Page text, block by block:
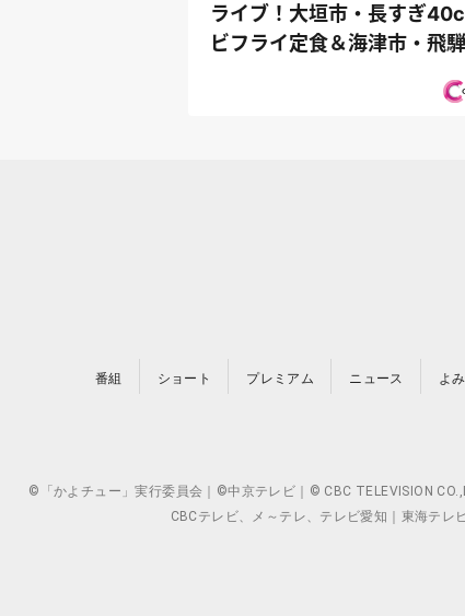
ライブ！大垣市・長すぎ
ビフライ定食＆海津市・飛
番組 ショート プレミアム ニュース よ
©「かよチュー」実行委員会｜©中京テレビ｜© CBC TELEVISION
CBCテレビ、メ～テレ、テレビ愛知｜東海テ